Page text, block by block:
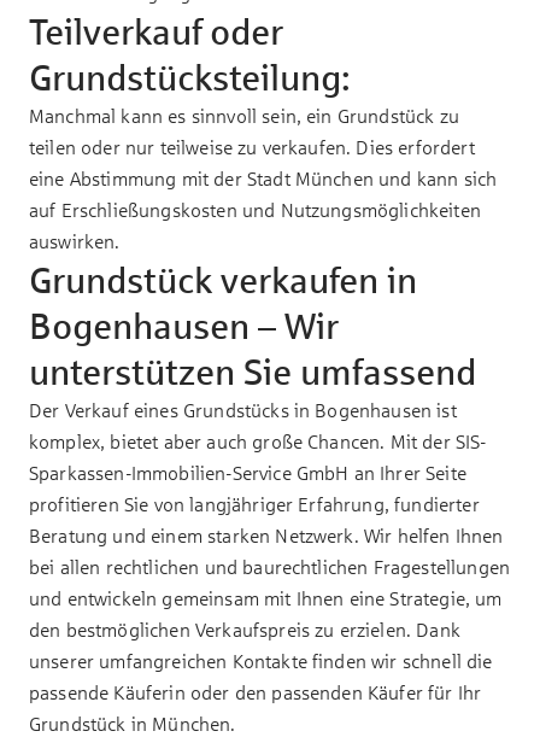
Teilverkauf oder
Grundstücksteilung:
Manchmal kann es sinnvoll sein, ein Grundstück zu
teilen oder nur teilweise zu verkaufen. Dies erfordert
eine Abstimmung mit der Stadt München und kann sich
auf Erschließungskosten und Nutzungsmöglichkeiten
auswirken.
Grundstück verkaufen in
Bogenhausen – Wir
unterstützen Sie umfassend
Der Verkauf eines Grundstücks in Bogenhausen ist
komplex, bietet aber auch große Chancen. Mit der SIS-
Sparkassen-Immobilien-Service GmbH an Ihrer Seite
profitieren Sie von langjähriger Erfahrung, fundierter
Beratung und einem starken Netzwerk. Wir helfen Ihnen
bei allen rechtlichen und baurechtlichen Fragestellungen
und entwickeln gemeinsam mit Ihnen eine Strategie, um
den bestmöglichen Verkaufspreis zu erzielen. Dank
unserer umfangreichen Kontakte finden wir schnell die
passende Käuferin oder den passenden Käufer für Ihr
Grundstück in München.